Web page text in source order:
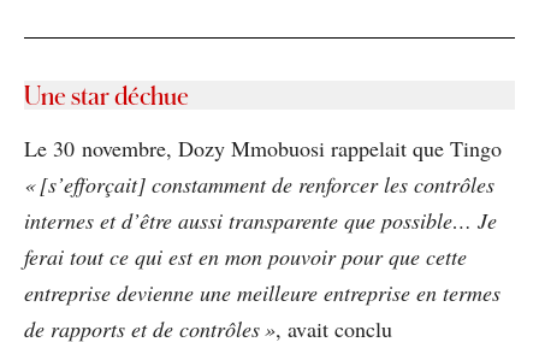
Une star déchue
Le 30 novembre, Dozy Mmobuosi rappelait que Tingo
« [s’efforçait] constamment de renforcer les contrôles
internes et d’être aussi transparente que possible… Je
ferai tout ce qui est en mon pouvoir pour que cette
entreprise devienne une meilleure entreprise en termes
de rapports et de contrôles », avait conclu